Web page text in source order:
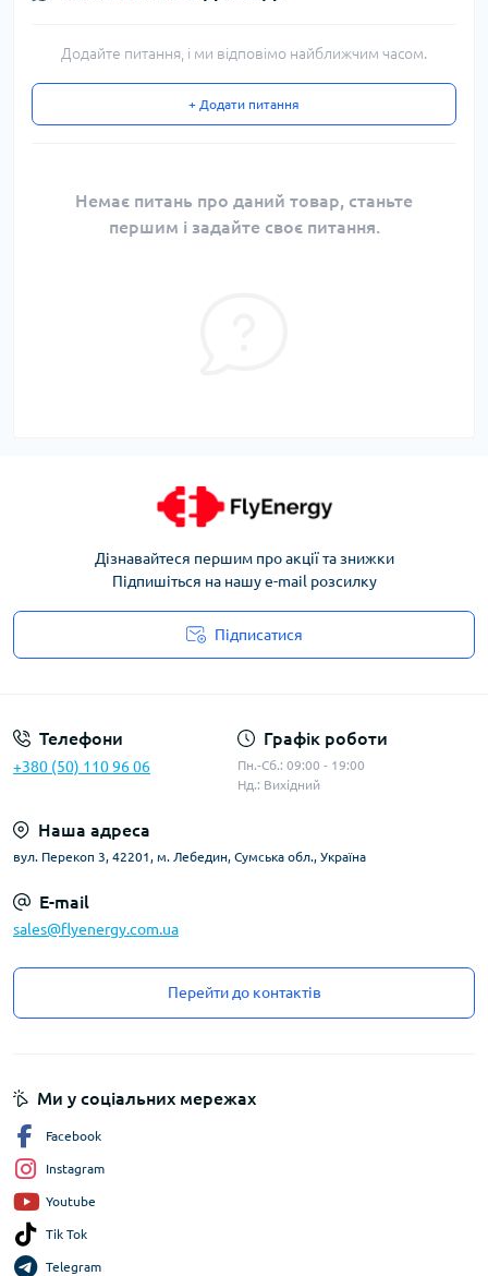
Додайте питання, і ми відповімо найближчим часом.
+ Додати питання
Немає питань про даний товар, станьте
першим і задайте своє питання.
Дізнавайтеся першим про акції та знижки
Підпишіться на нашу e-mail розсилку
Підписатися
Телефони
+380 (50) 110 96 06
Графік роботи
Пн.-Сб.: 09:00 - 19:00
Нд.: Вихідний
Наша адреса
вул. Перекоп 3, 42201, м. Лебедин, Сумська обл., Україна
E-mail
sales@flyenergy.com.ua
Перейти до контактів
Ми у соціальних мережах
Facebook
Instagram
Youtube
Tik Tok
Telegram